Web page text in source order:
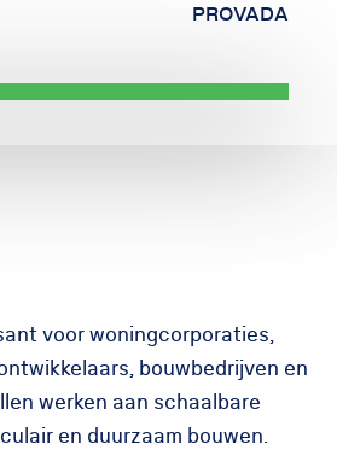
PROVADA
voor woningcorporaties,
bouwbedrijven en
werken aan schaalbare
en duurzaam bouwen.